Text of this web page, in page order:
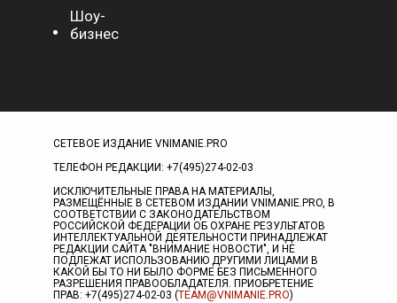
Шоу-
бизнес
СЕТЕВОЕ ИЗДАНИЕ VNIMANIE.PRO
ТЕЛЕФОН РЕДАКЦИИ: +7(495)274-02-03
ИСКЛЮЧИТЕЛЬНЫЕ ПРАВА НА МАТЕРИАЛЫ,
РАЗМЕЩЁННЫЕ В СЕТЕВОМ ИЗДАНИИ VNIMANIE.PRO, В
СООТВЕТСТВИИ С ЗАКОНОДАТЕЛЬСТВОМ
РОССИЙСКОЙ ФЕДЕРАЦИИ ОБ ОХРАНЕ РЕЗУЛЬТАТОВ
ИНТЕЛЛЕКТУАЛЬНОЙ ДЕЯТЕЛЬНОСТИ ПРИНАДЛЕЖАТ
РЕДАКЦИИ САЙТА "ВНИМАНИЕ НОВОСТИ", И НЕ
ПОДЛЕЖАТ ИСПОЛЬЗОВАНИЮ ДРУГИМИ ЛИЦАМИ В
КАКОЙ БЫ ТО НИ БЫЛО ФОРМЕ БЕЗ ПИСЬМЕННОГО
РАЗРЕШЕНИЯ ПРАВООБЛАДАТЕЛЯ. ПРИОБРЕТЕНИЕ
ПРАВ: +7(495)274-02-03 (TEAM@VNIMANIE.PRO)